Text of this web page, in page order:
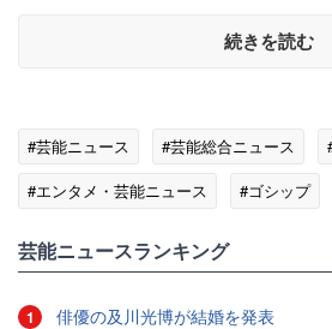
続きを読む
#芸能ニュース #芸能総合ニュース
#エンタメ・芸能ニュース
#ゴシップ
芸能ニュースランキング
1 俳優の及川光博が結婚を発表